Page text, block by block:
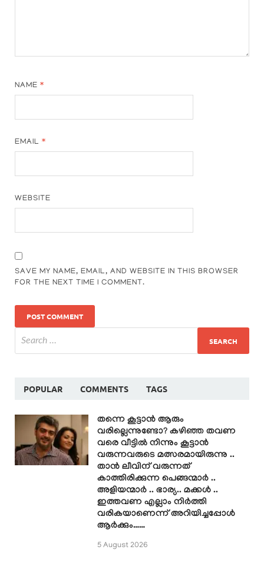
NAME*
EMAIL*
WEBSITE
SAVE MY NAME, EMAIL, AND WEBSITE IN THIS BROWSER
FOR THE NEXT TIME I COMMENT.
POPULAR COMMENTS TAGS
തന്നെ കൂട്ടാൻ ആരും
വരില്ലെന്നുണ്ടോ? കഴിഞ്ഞ തവണ
വരെ വീട്ടിൽ നിന്നും കൂട്ടാൻ
വരുന്നവരുടെ മത്സരമായിരുന്നു ..
താൻ ലീവിന് വരുന്നത്
കാത്തിരിക്കുന്ന പെങ്ങന്മാർ ..
അളിയന്മാർ .. ഭാര്യ.. മക്കൾ ..
ഇത്തവണ എല്ലാം നിർത്തി
വരികയാണെന്ന് അറിയിച്ചപ്പോൾ
ആർക്കും……
5 August 2026